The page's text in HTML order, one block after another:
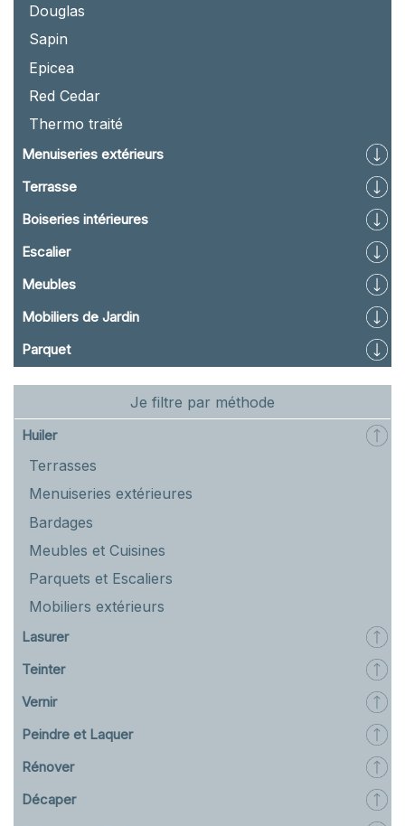
Douglas
Sapin
Epicea
Red Cedar
Thermo traité
Menuiseries extérieurs
Terrasse
Boiseries intérieures
Escalier
Meubles
Mobiliers de Jardin
Parquet
Je filtre par méthode
Huiler
Terrasses
Menuiseries extérieures
Bardages
Meubles et Cuisines
Parquets et Escaliers
Mobiliers extérieurs
Lasurer
Teinter
Vernir
Peindre et Laquer
Rénover
Décaper